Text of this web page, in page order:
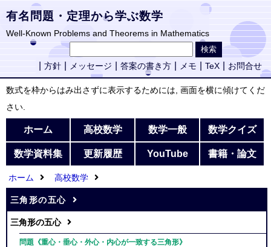
有名問題・定理から学ぶ数学
Well-Known Problems and Theorems in Mathematics
方針 メッセージ 答案の書き方 メモ TeX お問合せ
数式を枠からはみ出さずに表示するためには, 画面を横に傾けてくだ
さい.
ホーム 高校数学 数学一般 数学クイズ
数学資料集 更新履歴 YouTube 書籍・論文
ホーム 高校数学
三角形の五心
三角形の五心
問題《重心・垂心・外心・内心が一致する三角形》